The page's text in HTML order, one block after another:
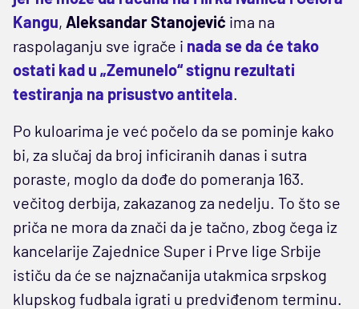
Kangu, Aleksandar Stanojević ima na
raspolaganju sve igrače i nada se da će tako
ostati kad u „Zemunelo“ stignu rezultati
testiranja na prisustvo antitela.
Po kuloarima je već počelo da se pominje kako
bi, za slučaj da broj inficiranih danas i sutra
poraste, moglo da dođe do pomeranja 163.
večitog derbija, zakazanog za nedelju. To što se
priča ne mora da znači da je tačno, zbog čega iz
kancelarije Zajednice Super i Prve lige Srbije
ističu da će se najznačanija utakmica srpskog
klupskog fudbala igrati u predviđenom terminu.